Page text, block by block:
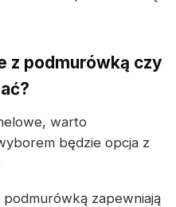
z podmurówką czy
warto
będzie opcja z
zapewniają